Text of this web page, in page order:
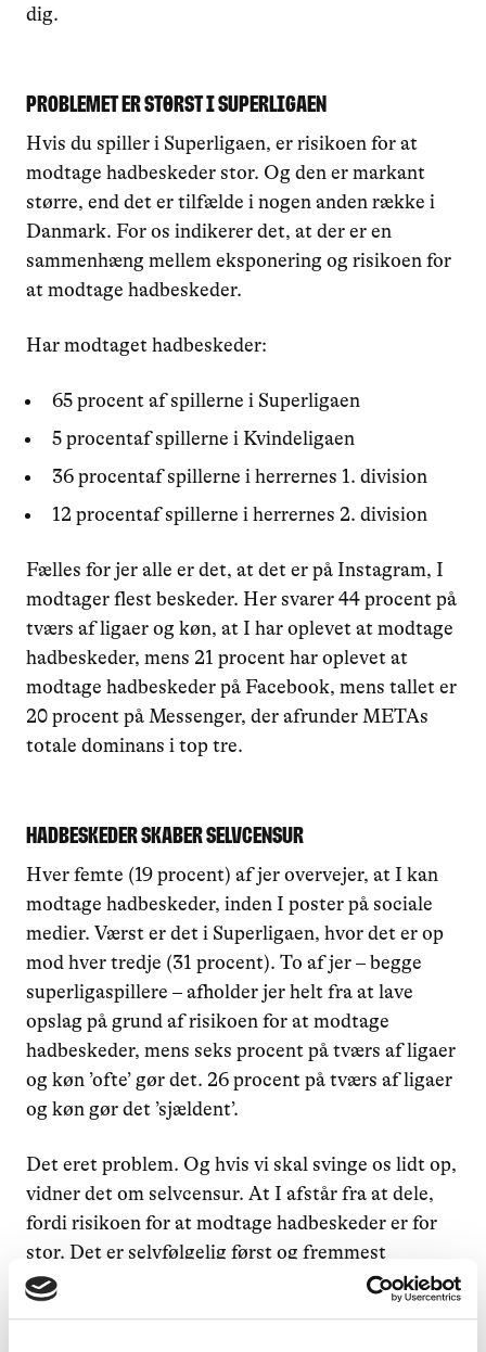
dig.
Problemet er størst i Superligaen
Hvis du spiller i Superligaen, er risikoen for at
modtage hadbeskeder stor. Og den er markant
større, end det er tilfælde i nogen anden række i
Danmark. For os indikerer det, at der er en
sammenhæng mellem eksponering og risikoen for
at modtage hadbeskeder.
Har modtaget hadbeskeder:
65 procent af spillerne i Superligaen
5 procentaf spillerne i Kvindeligaen
36 procentaf spillerne i herrernes 1. division
12 procentaf spillerne i herrernes 2. division
Fælles for jer alle er det, at det er på Instagram, I
modtager flest beskeder. Her svarer 44 procent på
tværs af ligaer og køn, at I har oplevet at modtage
hadbeskeder, mens 21 procent har oplevet at
modtage hadbeskeder på Facebook, mens tallet er
20 procent på Messenger, der afrunder METAs
totale dominans i top tre.
Hadbeskeder skaber selvcensur
Hver femte (19 procent) af jer overvejer, at I kan
modtage hadbeskeder, inden I poster på sociale
medier. Værst er det i Superligaen, hvor det er op
mod hver tredje (31 procent). To af jer – begge
superligaspillere – afholder jer helt fra at lave
opslag på grund af risikoen for at modtage
hadbeskeder, mens seks procent på tværs af ligaer
og køn ’ofte’ gør det. 26 procent på tværs af ligaer
og køn gør det ’sjældent’.
Det eret problem. Og hvis vi skal svinge os lidt op,
vidner det om selvcensur. At I afstår fra at dele,
fordi risikoen for at modtage hadbeskeder er for
stor. Det er selvfølgelig først og fremmest
begrænsende for dig som spiller. Men det er også